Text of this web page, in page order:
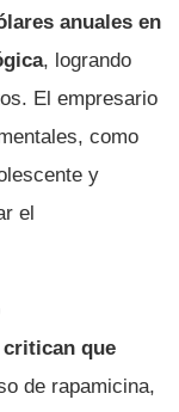
anuales en
, logrando
El empresario
como
y
el
que
de rapamicina,